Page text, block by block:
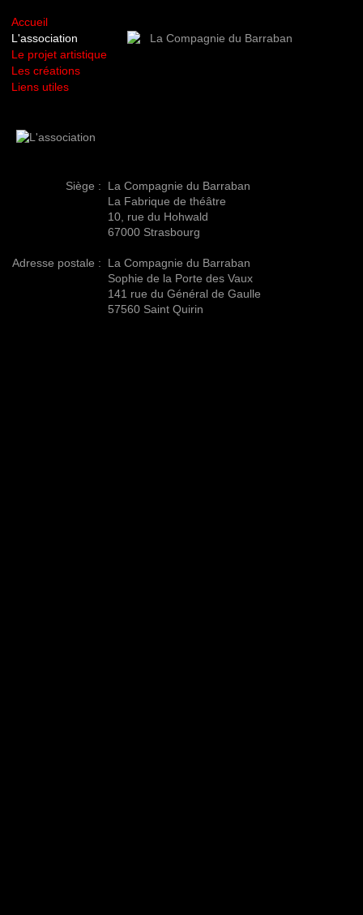
Accueil
L'association
Le projet artistique
Les créations
Liens utiles
La Compagnie du Barraban
La Fabrique de théâtre
10, rue du Hohwald
67000 Strasbourg
La Compagnie du Barraban
Sophie de la Porte des Vaux
141 rue du Général de Gaulle
57560 Saint Quirin
Siège :
Adresse postale :